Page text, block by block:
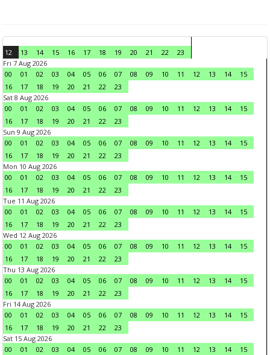
12 13 14 15 16 17 18 19 20 21 22
23
Fri 7 Aug 2026
00
01 02 03 04 05 06 07 08 09 10 11 12 13 14
15
16
17 18 19 20 21 22
23
Sat 8 Aug 2026
00
01 02 03 04 05 06 07 08 09 10 11 12 13 14
15
16
17 18 19 20 21 22
23
Sun 9 Aug 2026
00
01 02 03 04 05 06 07 08 09 10 11 12 13 14
15
16
17 18 19 20 21 22
23
Mon 10 Aug 2026
00
01 02 03 04 05 06 07 08 09 10 11 12 13 14
15
16
17 18 19 20 21 22
23
Tue 11 Aug 2026
00
01 02 03 04 05 06 07 08 09 10 11 12 13 14
15
16
17 18 19 20 21 22
23
Wed 12 Aug 2026
00
01 02 03 04 05 06 07 08 09 10 11 12 13 14
15
16
17 18 19 20 21 22
23
Thu 13 Aug 2026
00
01 02 03 04 05 06 07 08 09 10 11 12 13 14
15
16
17 18 19 20 21 22
23
Fri 14 Aug 2026
00
01 02 03 04 05 06 07 08 09 10 11 12 13 14
15
16
17 18 19 20 21 22
23
Sat 15 Aug 2026
00
01 02 03 04 05 06 07 08 09 10 11 12 13 14 15